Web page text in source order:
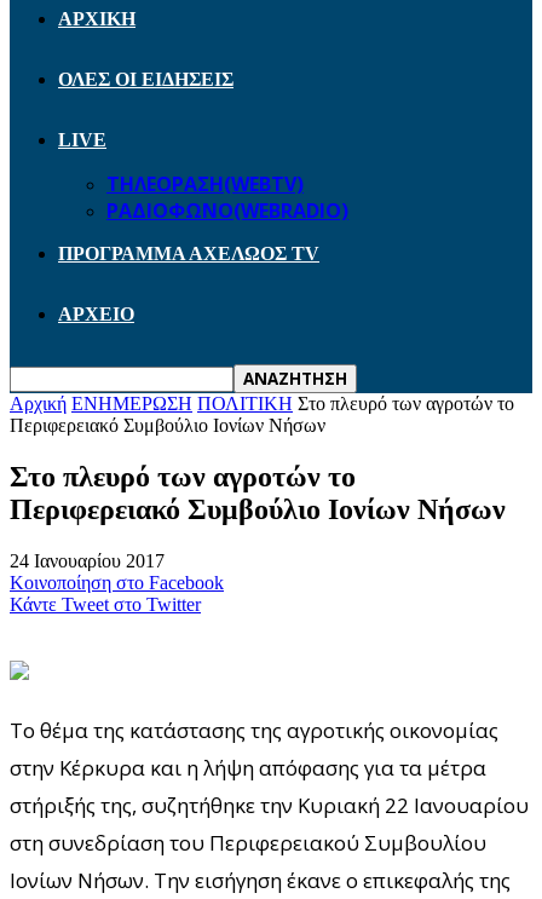
ΑΡΧΙΚΗ
ΟΛΕΣ ΟΙ ΕΙΔΗΣΕΙΣ
LIVE
ΤΗΛΕΟΡΑΣΗ(WEBTV)
ΡΑΔΙΟΦΩΝΟ(WEBRADIO)
ΠΡΟΓΡΑΜΜΑ ΑΧΕΛΩΟΣ TV
ΑΡΧΕΙΟ
Αρχική ΕΝΗΜΕΡΩΣΗ ΠΟΛΙΤΙΚΗ Στο πλευρό των αγροτών το
Περιφερειακό Συμβούλιο Ιονίων Νήσων
Στο πλευρό των αγροτών το
Περιφερειακό Συμβούλιο Ιονίων Νήσων
24 Ιανουαρίου 2017
Κοινοποίηση στο Facebook
Κάντε Tweet στο Twitter
Το θέμα της κατάστασης της αγροτικής οικονομίας
στην Κέρκυρα και η λήψη απόφασης για τα μέτρα
στήριξής της, συζητήθηκε την Κυριακή 22 Ιανουαρίου
στη συνεδρίαση του Περιφερειακού Συμβουλίου
Ιονίων Νήσων. Την εισήγηση έκανε ο επικεφαλής της